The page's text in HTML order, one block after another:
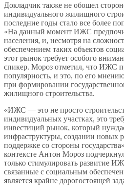
Докладчик также не обошел
индивидуального жилищного
последние годы стало все более
«На данный момент ИЖС
населения, и, несмотря на
обеспечением таких объектов
этот рынок требует особого
спикер. Мороз отметил, что ИЖС
популярность, и это, по его
при формировании
жилищного строительства.
«ИЖС — это не просто
индивидуальных участках, это
инвестиций рынок, который
инфраструктуры, создании новых
поддержке со стороны
контексте Антон Мороз
только стимулировать развитие
связанные с социальным
является крайне дорогостоящей